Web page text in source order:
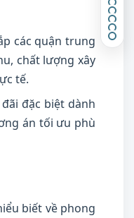
các quận trung
chất lượng xây
tế.
đặc biệt dành
án tối ưu phù
biết về phong